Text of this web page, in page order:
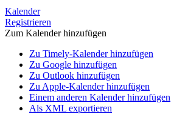
Kalender
Registrieren
Zum Kalender hinzufügen
Zu Timely-Kalender hinzufügen
Zu Google hinzufügen
Zu Outlook hinzufügen
Zu Apple-Kalender hinzufügen
Einem anderen Kalender hinzufügen
Als XML exportieren